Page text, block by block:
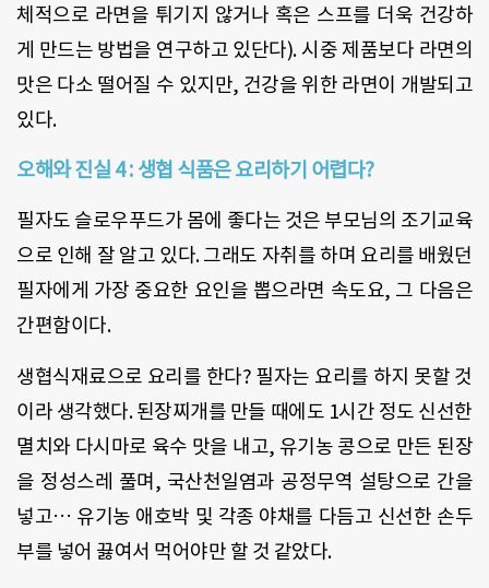
체적으로 라면을 튀기지 않거나 혹은 스프를 더욱 건강하
게 만드는 방법을 연구하고 있단다). 시중 제품보다 라면의
맛은 다소 떨어질 수 있지만, 건강을 위한 라면이 개발되고
있다.
오해와 진실 4 : 생협 식품은 요리하기 어렵다?
필자도 슬로우푸드가 몸에 좋다는 것은 부모님의 조기교육
으로 인해 잘 알고 있다. 그래도 자취를 하며 요리를 배웠던
필자에게 가장 중요한 요인을 뽑으라면 속도요, 그 다음은
간편함이다.
생협식재료으로 요리를 한다? 필자는 요리를 하지 못할 것
이라 생각했다. 된장찌개를 만들 때에도 1시간 정도 신선한
멸치와 다시마로 육수 맛을 내고, 유기농 콩으로 만든 된장
을 정성스레 풀며, 국산천일염과 공정무역 설탕으로 간을
넣고… 유기농 애호박 및 각종 야채를 다듬고 신선한 손두
부를 넣어 끓여서 먹어야만 할 것 같았다.